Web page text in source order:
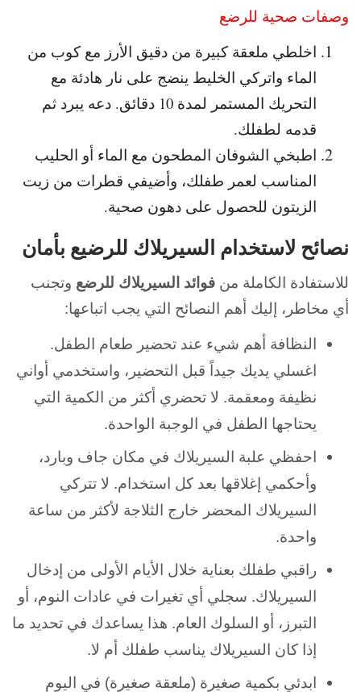
وصفات صحية للرضع
اخلطي ملعقة كبيرة من دقيق الأرز مع كوب من
الماء واتركي الخليط ينضج على نار هادئة مع
التحريك المستمر لمدة 10 دقائق. دعه يبرد ثم
قدمه لطفلك.
اطبخي الشوفان المطحون مع الماء أو الحليب
المناسب لعمر طفلك، وأضيفي قطرات من زيت
الزيتون للحصول على دهون صحية.
نصائح لاستخدام السيريلاك للرضيع بأمان
للاستفادة الكاملة من فوائد السيريلاك للرضع وتجنب
أي مخاطر، إليك أهم النصائح التي يجب اتباعها:
النظافة أهم شيء عند تحضير طعام الطفل.
اغسلي يديك جيداً قبل التحضير، واستخدمي أواني
نظيفة ومعقمة. لا تحضري أكثر من الكمية التي
يحتاجها الطفل في الوجبة الواحدة.
احفظي علبة السيريلاك في مكان جاف وبارد،
وأحكمي إغلاقها بعد كل استخدام. لا تتركي
السيريلاك المحضر خارج الثلاجة لأكثر من ساعة
واحدة.
راقبي طفلك بعناية خلال الأيام الأولى من إدخال
السيريلاك. سجلي أي تغيرات في عادات النوم، أو
التبرز، أو السلوك العام. هذا يساعدك في تحديد ما
إذا كان السيريلاك يناسب طفلك أم لا.
ابدئي بكمية صغيرة (ملعقة صغيرة) في اليوم